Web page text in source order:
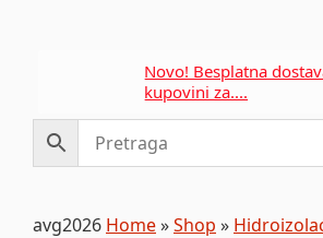
Novo! Besplatna
kupovini za....
avg2026 Home»Shop »